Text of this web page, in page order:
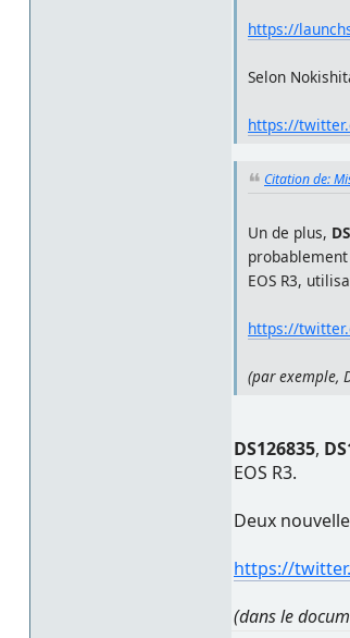
https://
Selon
https://
Citation de:
Un de plus,
EOS R3,
https://
(par exemple,
DS126835,
EOS R3.
Deux
https://
(dans le